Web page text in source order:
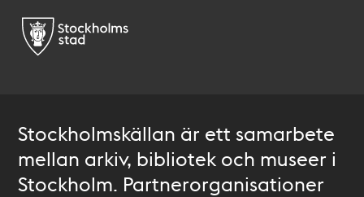
Stockholmskällan är ett samarbete
mellan arkiv, bibliotek och museer i
Stockholm. Partnerorganisationer